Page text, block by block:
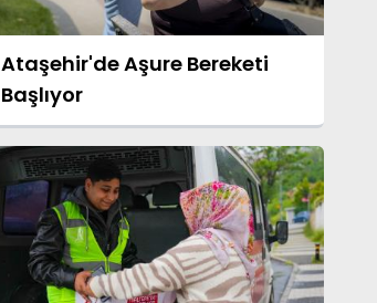
Ataşehir'de Aşure Bereketi
Başlıyor